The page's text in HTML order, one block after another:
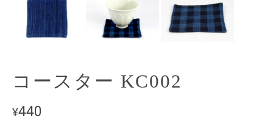
コースター KC002
¥440